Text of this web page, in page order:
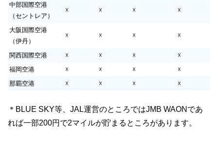
中部国際空港
（セントレア）
☓ ☓ ☓ ☓
大阪国際空港
（伊丹）
☓ ☓ ☓ ☓
関西国際空港 ☓ ☓ ☓
☓
福岡空港
☓ ☓ ☓
☓
那覇空港
☓ ☓ ☓ ☓
＊BLUE SKY等、JAL運営のところではJMB WAONであ
れば一部200円で2マイルが貯まるところがあります。